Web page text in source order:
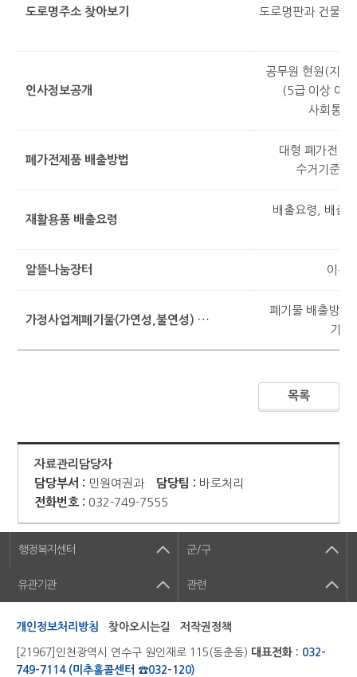
도로명주소 찾아보기
도로명판과 건물번
인사정보공개
공무원 현원(지종
(5급 이상 여
사회통합
폐가전제품 배출방법
대형 폐가전 무
수거기준,
재활용품 배출요령
배출요령, 배출
알뜰나눔장터 이용
가정사업계폐기물(가연성,불연성) 배출방법
폐기물 배출방법
가격
목록
자료관리담당자
담당부서 : 민원여권과 담당팀 : 바로처리
전화번호 : 032-749-7555
행정복지센터 군/구
유관기관 관련
개인정보처리방침 찾아오시는길 저작권정책
[21967]인천광역시 연수구 원인재로 115(동춘동) 대표전화 : 032-
749-7114 (미추홀콜센터 ☎032-120)